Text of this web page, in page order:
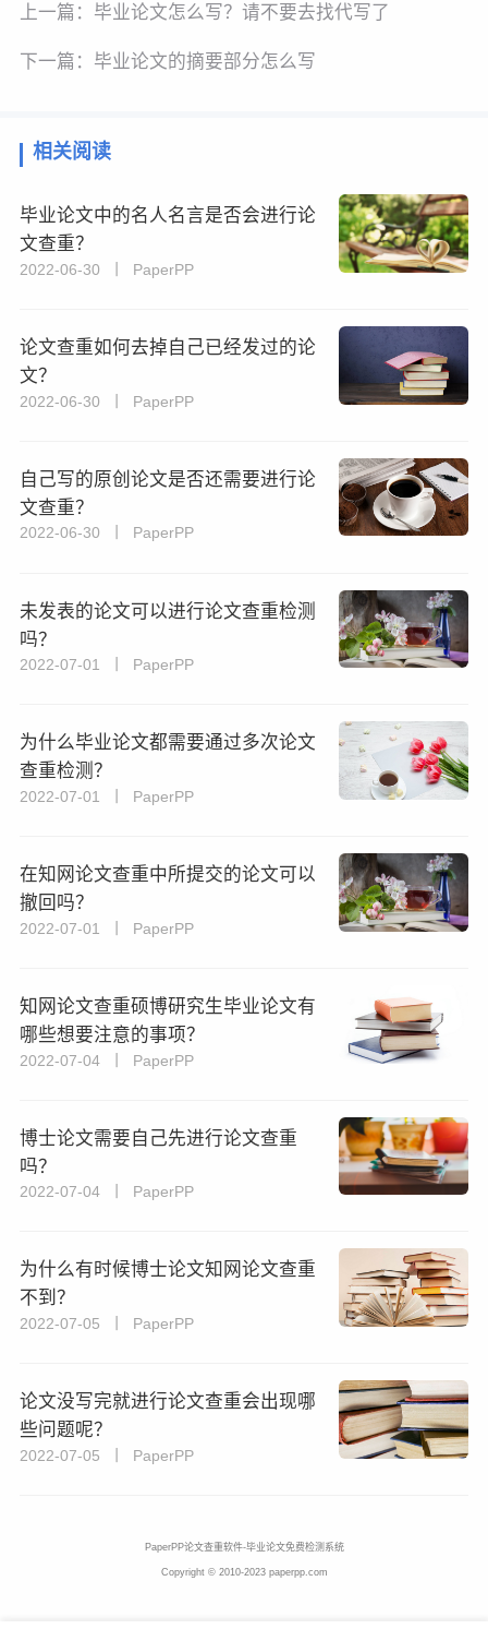
上一篇： 毕业论文怎么写？请不要去找代写了
下一篇： 毕业论文的摘要部分怎么写
相关阅读
毕业论文中的名人名言是否会进行论
文查重？
2022-06-30 丨 PaperPP
论文查重如何去掉自己已经发过的论
文？
2022-06-30 丨 PaperPP
自己写的原创论文是否还需要进行论
文查重？
2022-06-30 丨 PaperPP
未发表的论文可以进行论文查重检测
吗？
2022-07-01 丨 PaperPP
为什么毕业论文都需要通过多次论文
查重检测？
2022-07-01 丨 PaperPP
在知网论文查重中所提交的论文可以
撤回吗？
2022-07-01 丨 PaperPP
知网论文查重硕博研究生毕业论文有
哪些想要注意的事项？
2022-07-04 丨 PaperPP
博士论文需要自己先进行论文查重
吗？
2022-07-04 丨 PaperPP
为什么有时候博士论文知网论文查重
不到？​
2022-07-05 丨 PaperPP
论文没写完就进行论文查重会出现哪
些问题呢？
2022-07-05 丨 PaperPP
PaperPP论文查重软件-毕业论文免费检测系统
Copyright © 2010-2023 paperpp.com